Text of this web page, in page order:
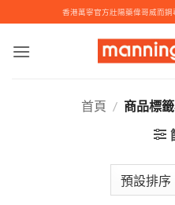
to
content
香港萬寧官方壯陽藥偉哥威而
首頁 / 商品標